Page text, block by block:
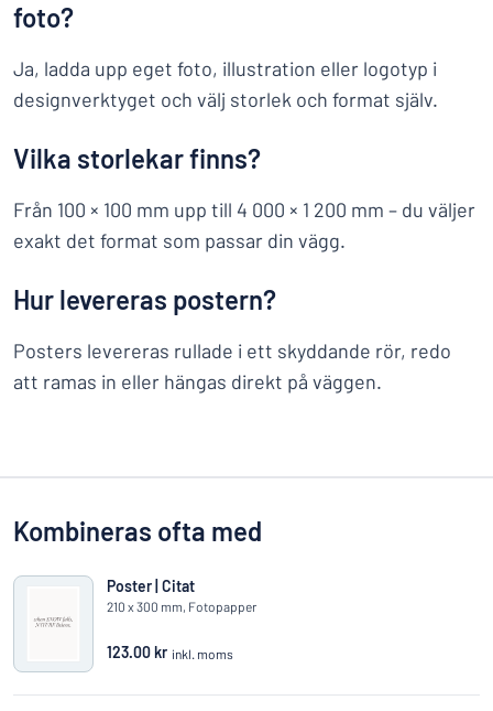
foto?
Ja, ladda upp eget foto, illustration eller logotyp i
designverktyget och välj storlek och format själv.
Vilka storlekar finns?
Från 100 × 100 mm upp till 4 000 × 1 200 mm – du väljer
exakt det format som passar din vägg.
Hur levereras postern?
Posters levereras rullade i ett skyddande rör, redo
att ramas in eller hängas direkt på väggen.
Kombineras ofta med
Poster | Citat
210 x 300 mm, Fotopapper
123.00 kr inkl. moms